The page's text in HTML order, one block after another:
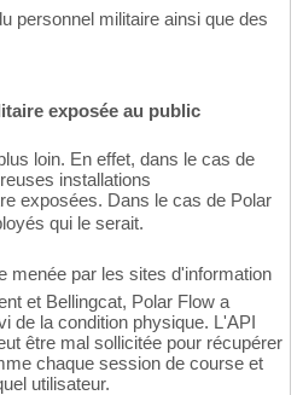
personnel militaire ainsi que des
exposée au public
loin. En effet, dans le cas de
installations
exposées. Dans le cas de Polar
qui le serait.
menée par les sites d'information
et Bellingcat, Polar Flow a
de la condition physique. L'API
être mal sollicitée pour récupérer
chaque session de course et
utilisateur.